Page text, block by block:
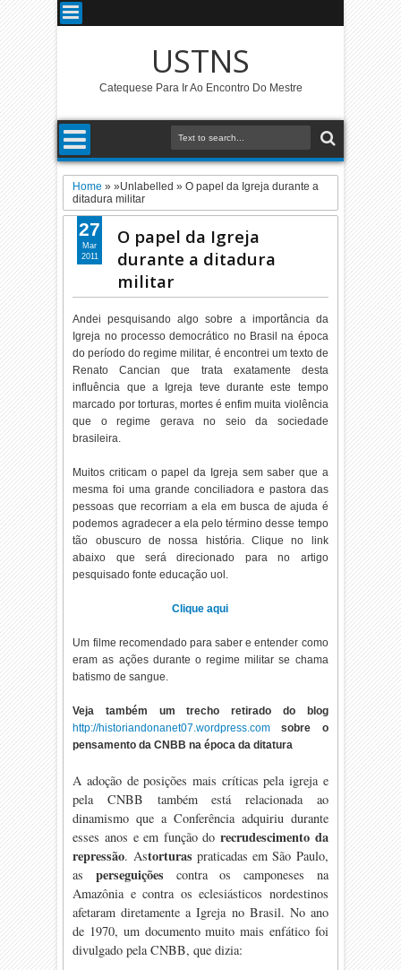
USTNS
Catequese Para Ir Ao Encontro Do Mestre
Home » »Unlabelled »O papel da Igreja durante a
ditadura militar
O papel da Igreja
durante a ditadura
militar
Andei pesquisando algo sobre a importância da
Igreja no processo democrático no Brasil na época
do período do regime militar, é encontrei um texto de
Renato Cancian que trata exatamente desta
influência que a Igreja teve durante este tempo
marcado por torturas, mortes é enfim muita violência
que o regime gerava no seio da sociedade
brasileira.
Muitos criticam o papel da Igreja sem saber que a
mesma foi uma grande conciliadora e pastora das
pessoas que recorriam a ela em busca de ajuda é
podemos agradecer a ela pelo término desse tempo
tão obuscuro de nossa história. Clique no link
abaixo que será direcionado para no artigo
pesquisado fonte educação uol.
Clique aqui
Um filme recomendado para saber e entender como
eram as ações durante o regime militar se chama
batismo de sangue.
Veja também um trecho retirado do blog
http://historiandonanet07.wordpress.com sobre o
pensamento da CNBB na época da ditatura
A adoção de posições mais críticas pela igreja e
pela CNBB também está relacionada ao
dinamismo que a Conferência adquiriu durante
esses anos e em função dorecrudescimento da
repressão. Astorturas praticadas em São Paulo,
as perseguições contra os camponeses na
Amazônia e contra os eclesiásticos nordestinos
afetaram diretamente a Igreja no Brasil. No ano
de 1970, um documento muito mais enfático foi
divulgado pela CNBB, que dizia:
27
Mar
2011